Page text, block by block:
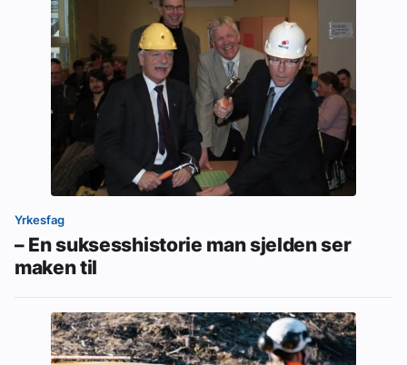
Yrkesfag
– En suksesshistorie man sjelden ser
maken til